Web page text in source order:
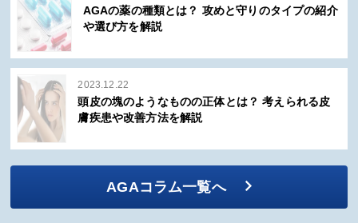
AGAの薬の種類とは？ 攻めと守りのタイプの紹介
や選び方を解説
2023.12.22
頭皮の塊のようなものの正体とは？ 考えられる皮
膚疾患や改善方法を解説
AGAコラム一覧へ